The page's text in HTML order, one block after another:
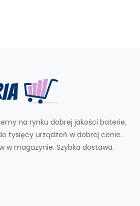
na rynku dobrej jakości baterie,
tysięcy urządzeń w dobrej cenie.
w magazynie. Szybka dostawa.